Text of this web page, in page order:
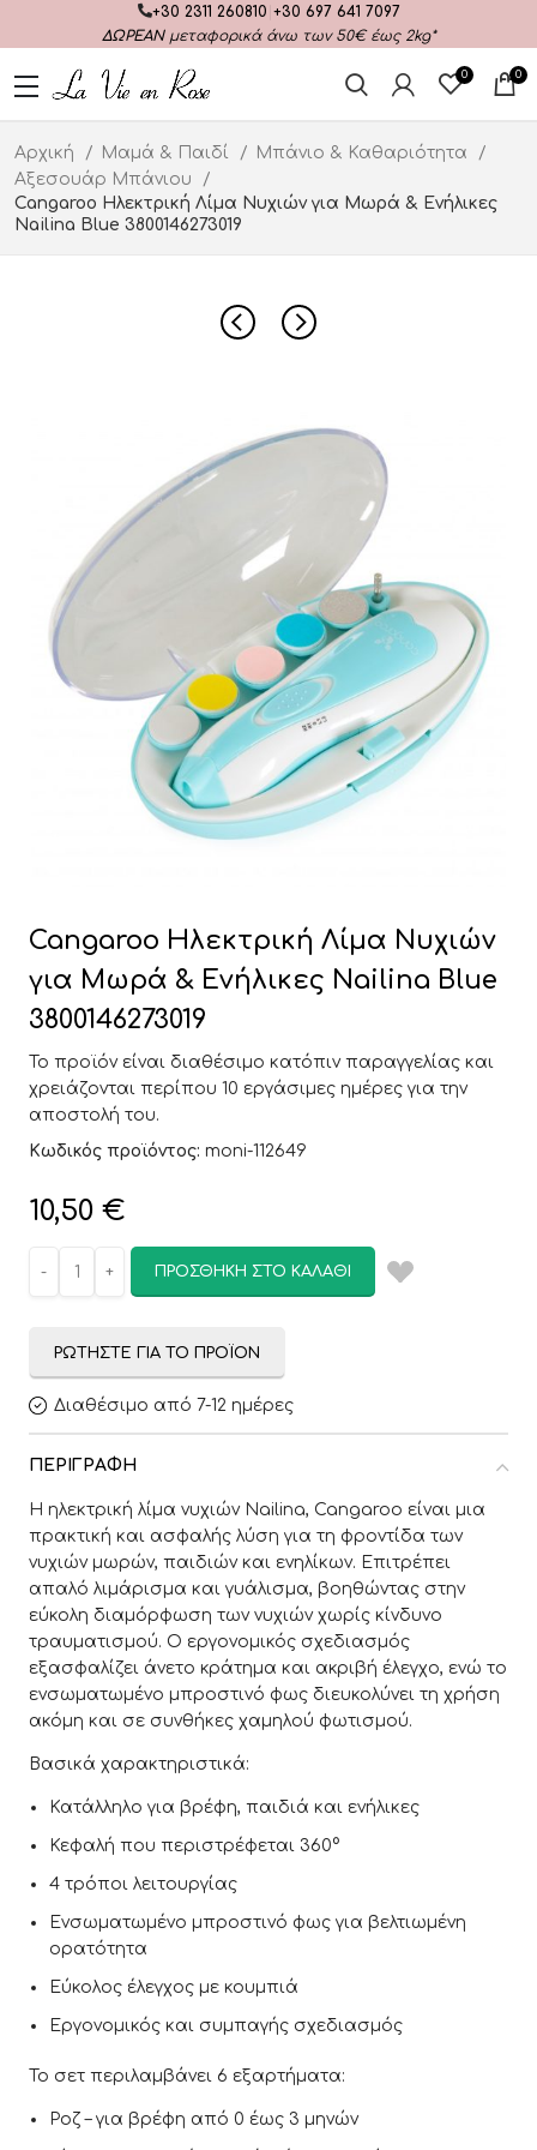
+30 2311 260810 +30 697 641 7097
ΔΩΡΕΑΝμεταφορικά άνω των 50€ έως 2kg*
0 0
Αρχική Μαμά & Παιδί
Μπάνιο & Καθαριότητα
Αξεσουάρ Μπάνιου
Cangaroo Ηλεκτρική Λίμα Νυχιών για Μωρά & Ενήλικες
Nailina Blue 3800146273019
Cangaroo Ηλεκτρική Λίμα Νυχιών
για Μωρά & Ενήλικες Nailina Blue
3800146273019
Το προϊόν είναι διαθέσιμο κατόπιν παραγγελίας και
χρειάζονται περίπου 10 εργάσιμες ημέρες για την
αποστολή του.
Κωδικός προϊόντος: moni-112649
10,50 €
ΠΡΟΣΘΉΚΗ ΣΤΟ ΚΑΛΆΘΙ
ΡΩΤΉΣΤΕ ΓΙΑ ΤΟ ΠΡΟΪΌΝ
Διαθέσιμο από 7-12 ημέρες
ΠΕΡΙΓΡΑΦΉ
Η ηλεκτρική λίμα νυχιών Nailina, Cangaroo είναι μια
πρακτική και ασφαλής λύση για τη φροντίδα των
νυχιών μωρών, παιδιών και ενηλίκων. Επιτρέπει
απαλό λιμάρισμα και γυάλισμα, βοηθώντας στην
εύκολη διαμόρφωση των νυχιών χωρίς κίνδυνο
τραυματισμού. Ο εργονομικός σχεδιασμός
εξασφαλίζει άνετο κράτημα και ακριβή έλεγχο, ενώ το
ενσωματωμένο μπροστινό φως διευκολύνει τη χρήση
ακόμη και σε συνθήκες χαμηλού φωτισμού.
Βασικά χαρακτηριστικά:
Κατάλληλο για βρέφη, παιδιά και ενήλικες
Κεφαλή που περιστρέφεται 360°
4 τρόποι λειτουργίας
Ενσωματωμένο μπροστινό φως για βελτιωμένη
ορατότητα
Εύκολος έλεγχος με κουμπιά
Εργονομικός και συμπαγής σχεδιασμός
Το σετ περιλαμβάνει 6 εξαρτήματα:
Ροζ – για βρέφη από 0 έως 3 μηνών